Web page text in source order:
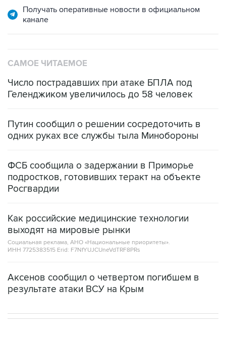
Получать оперативные новости в официальном
канале
САМОЕ ЧИТАЕМОЕ
Число пострадавших при атаке БПЛА под
Геленджиком увеличилось до 58 человек
Путин сообщил о решении сосредоточить в
одних руках все службы тыла Минобороны
ФСБ сообщила о задержании в Приморье
подростков, готовивших теракт на объекте
Росгвардии
Как российские медицинские технологии
выходят на мировые рынки
Социальная реклама, АНО «Национальные приоритеты».
ИНН 7725383515 Erid: F7NfYUJCUneVdTRF8PRs
Аксенов сообщил о четвертом погибшем в
результате атаки ВСУ на Крым